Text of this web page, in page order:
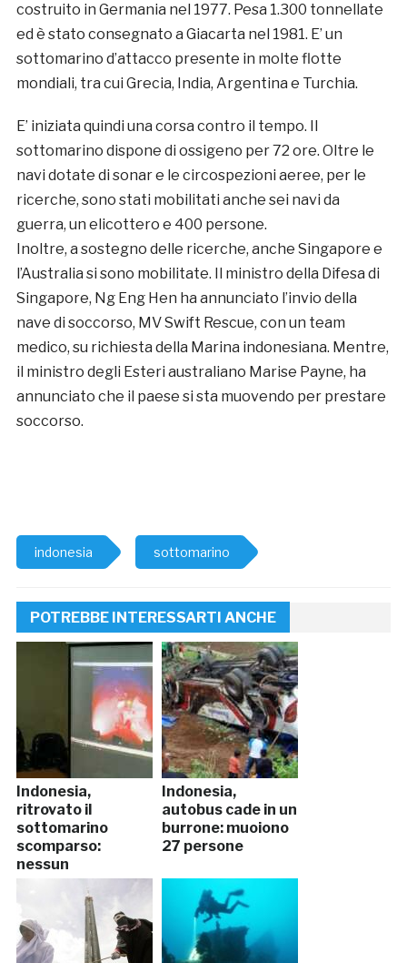
costruito in Germania nel 1977. Pesa 1.300 tonnellate
ed è stato consegnato a Giacarta nel 1981. E’ un
sottomarino d’attacco presente in molte flotte
mondiali, tra cui Grecia, India, Argentina e Turchia.
E’ iniziata quindi una corsa contro il tempo. Il
sottomarino dispone di ossigeno per 72 ore. Oltre le
navi dotate di sonar e le circospezioni aeree, per le
ricerche, sono stati mobilitati anche sei navi da
guerra, un elicottero e 400 persone.
Inoltre, a sostegno delle ricerche, anche Singapore e
l’Australia si sono mobilitate. Il ministro della Difesa di
Singapore, Ng Eng Hen ha annunciato l’invio della
nave di soccorso, MV Swift Rescue, con un team
medico, su richiesta della Marina indonesiana. Mentre,
il ministro degli Esteri australiano Marise Payne, ha
annunciato che il paese si sta muovendo per prestare
soccorso.
indonesia sottomarino
POTREBBE INTERESSARTI ANCHE
Indonesia,
ritrovato il
sottomarino
scomparso:
nessun
sopravvissuto
Indonesia,
autobus cade in un
burrone: muoiono
27 persone